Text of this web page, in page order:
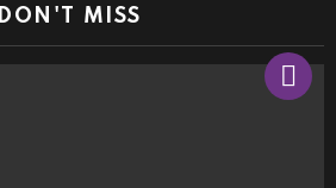
DON'T MISS